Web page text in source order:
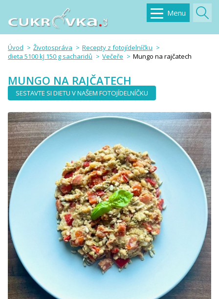
Menu
Úvod Životospráva
Recepty z fotojídelníčku
dieta 5100 kJ 150 g sacharidů
Večeře Mungo na rajčatech
MUNGO NA RAJČATECH
SESTAVTE SI DIETU V NAŠEM FOTOJÍDELNÍČKU